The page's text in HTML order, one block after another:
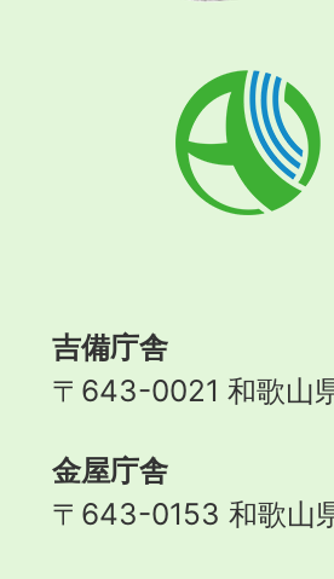
有
田
川
町
吉備庁舎
〒643-0021 和歌山
金屋庁舎
〒643-0153 和歌山